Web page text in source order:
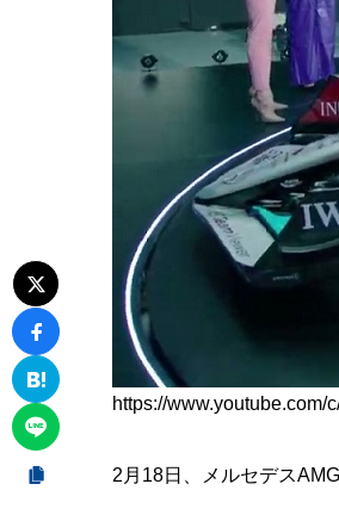
https://www.youtube.com/
2月18日、メルセデス